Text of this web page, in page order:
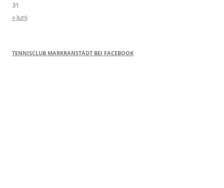
31
« Juni
TENNISCLUB MARKRANSTÄDT BEI FACEBOOK